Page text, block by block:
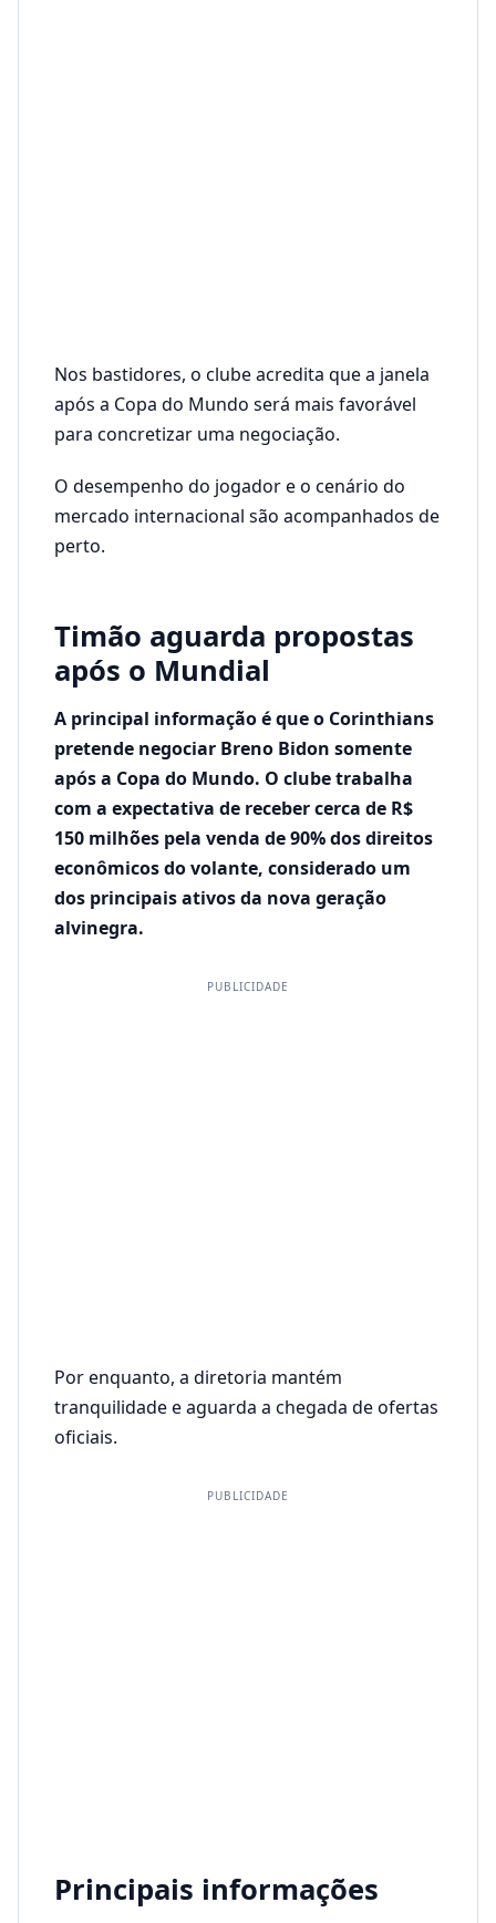
Nos bastidores, o clube acredita que a janela
após a Copa do Mundo será mais favorável
para concretizar uma negociação.
O desempenho do jogador e o cenário do
mercado internacional são acompanhados de
perto.
Timão aguarda propostas
após o Mundial
A principal informação é que o Corinthians
pretende negociar Breno Bidon somente
após a Copa do Mundo. O clube trabalha
com a expectativa de receber cerca de R$
150 milhões pela venda de 90% dos direitos
econômicos do volante, considerado um
dos principais ativos da nova geração
alvinegra.
PUBLICIDADE
Por enquanto, a diretoria mantém
tranquilidade e aguarda a chegada de ofertas
oficiais.
PUBLICIDADE
Principais informações